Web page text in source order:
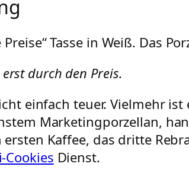
Tasse in Weiß. Das
durch den Preis.
einfach teuer. Vielmehr
Marketingporzellan,
Kaffee, das dritte
Cookies Dienst.